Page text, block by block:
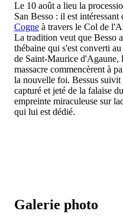
Le 10 août a lieu la
San Besso : il est
Cogne à travers le Col de
La tradition veut que Besso
thébaine qui s'est converti
de Saint-Maurice d'Agaune,
massacre commencèrent à
la nouvelle foi. Bessus
capturé et jeté de la falaise
empreinte miraculeuse sur
qui lui est dédié.
Galerie photo